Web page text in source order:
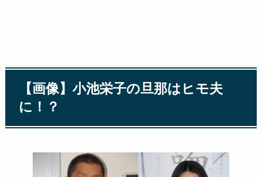
【画像】小池栄子の旦那はヒモ夫
に！？